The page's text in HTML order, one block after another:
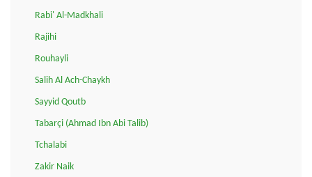
Rabi' Al-Madkhali
Rajihi
Rouhayli
Salih Al Ach-Chaykh
Sayyid Qoutb
Tabarçi (Ahmad Ibn Abi Talib)
Tchalabi
Zakir Naik